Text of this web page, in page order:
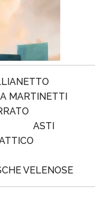
MARTINETTI
ASTI
VELENOSE